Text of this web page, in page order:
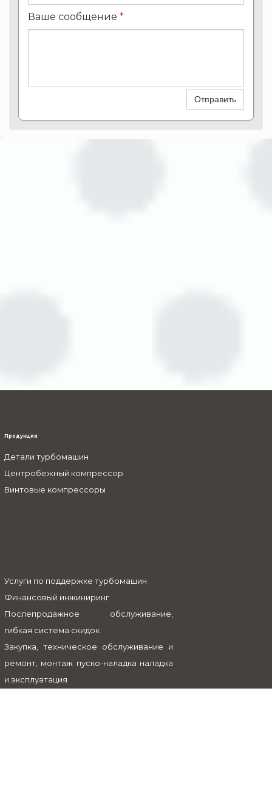
Ваше сообщение *
Отправить
Продукция
Детали турбомашин
Центробежный компрессор
Винтовые компрессоры
Услуги по поддержке турбомашин
Финансовый инжиниринг
Послепродажное обслуживание,
гибкая система скидок
Закупка, техническое обслуживание и
ремонт, монтаж пуско-наладка наладка
и эксплуатация